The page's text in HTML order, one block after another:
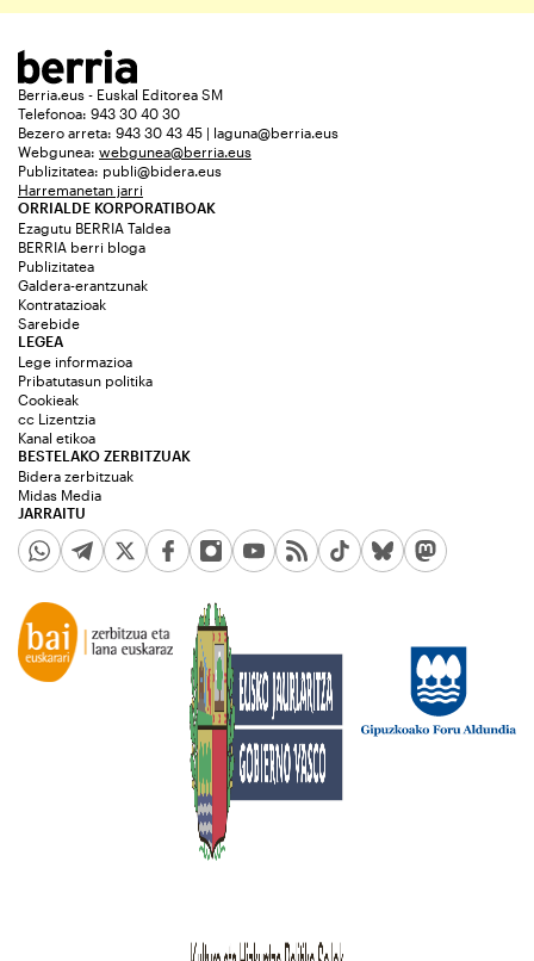
Berria.eus - Euskal Editorea SM
Telefonoa: 943 30 40 30
Bezero arreta: 943 30 43 45 | laguna@berria.eus
Webgunea: webgunea@berria.eus
Publizitatea: publi@bidera.eus
Harremanetan jarri
ORRIALDE KORPORATIBOAK
Ezagutu BERRIA Taldea
BERRIA berri bloga
Publizitatea
Galdera-erantzunak
Kontratazioak
Sarebide
JARRAITU
LEGEA
Lege informazioa
Pribatutasun politika
Cookieak
cc Lizentzia
Kanal etikoa
BESTELAKO ZERBITZUAK
Bidera zerbitzuak
Midas Media